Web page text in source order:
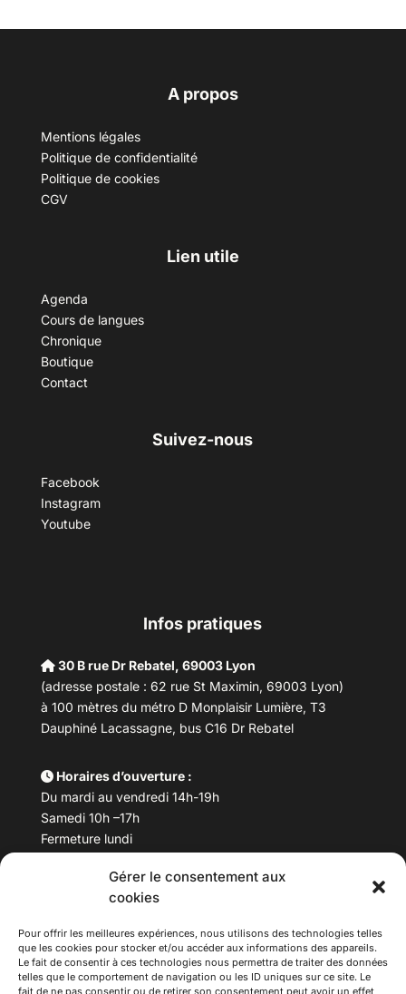
Gérer le consentement aux
cookies
Pour offrir les meilleures expériences, nous utilisons des technologies telles
que les cookies pour stocker et/ou accéder aux informations des appareils.
Le fait de consentir à ces technologies nous permettra de traiter des données
telles que le comportement de navigation ou les ID uniques sur ce site. Le
fait de ne pas consentir ou de retirer son consentement peut avoir un effet
A propos
Mentions légales
Politique de confidentialité
Politique de cookies
CGV
Lien utile
Agenda
Cours de langues
Chronique
Boutique
Contact
Suivez-nous
Facebook
Instagram
Youtube
Infos pratiques
30 B rue Dr Rebatel, 69003 Lyon
(adresse postale : 62 rue St Maximin, 69003 Lyon)
à 100 mètres du métro D Monplaisir Lumière, T3
Dauphiné Lacassagne, bus C16 Dr Rebatel
Horaires d’ouverture :
Du mardi au vendredi 14h-19h
Samedi 10h –17h
Fermeture lundi
Téléphone : 04 78 53 06 40
maisondesculturesasiatiques@asiexpo.com